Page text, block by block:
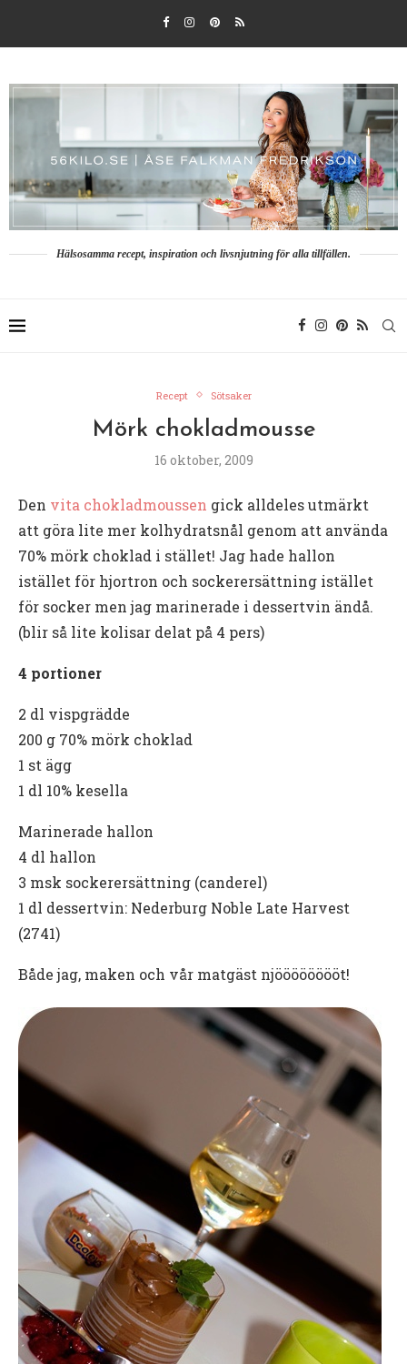
Hälsosamma recept, inspiration och livsnjutning för alla tillfällen.
Recept Sötsaker
Mörk chokladmousse
16 oktober, 2009
Den vita chokladmoussen gick alldeles utmärkt
att göra lite mer kolhydratsnål genom att använda
70% mörk choklad i stället! Jag hade hallon
istället för hjortron och sockerersättning istället
för socker men jag marinerade i dessertvin ändå.
(blir så lite kolisar delat på 4 pers)
4 portioner
2 dl vispgrädde
200 g 70% mörk choklad
1 st ägg
1 dl 10% kesella
Marinerade hallon
4 dl hallon
3 msk sockerersättning (canderel)
1 dl dessertvin: Nederburg Noble Late Harvest
(2741)
Både jag, maken och vår matgäst njööööööööt!